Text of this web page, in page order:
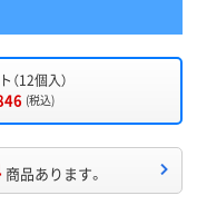
（12個入）
(税込)
商品あります。